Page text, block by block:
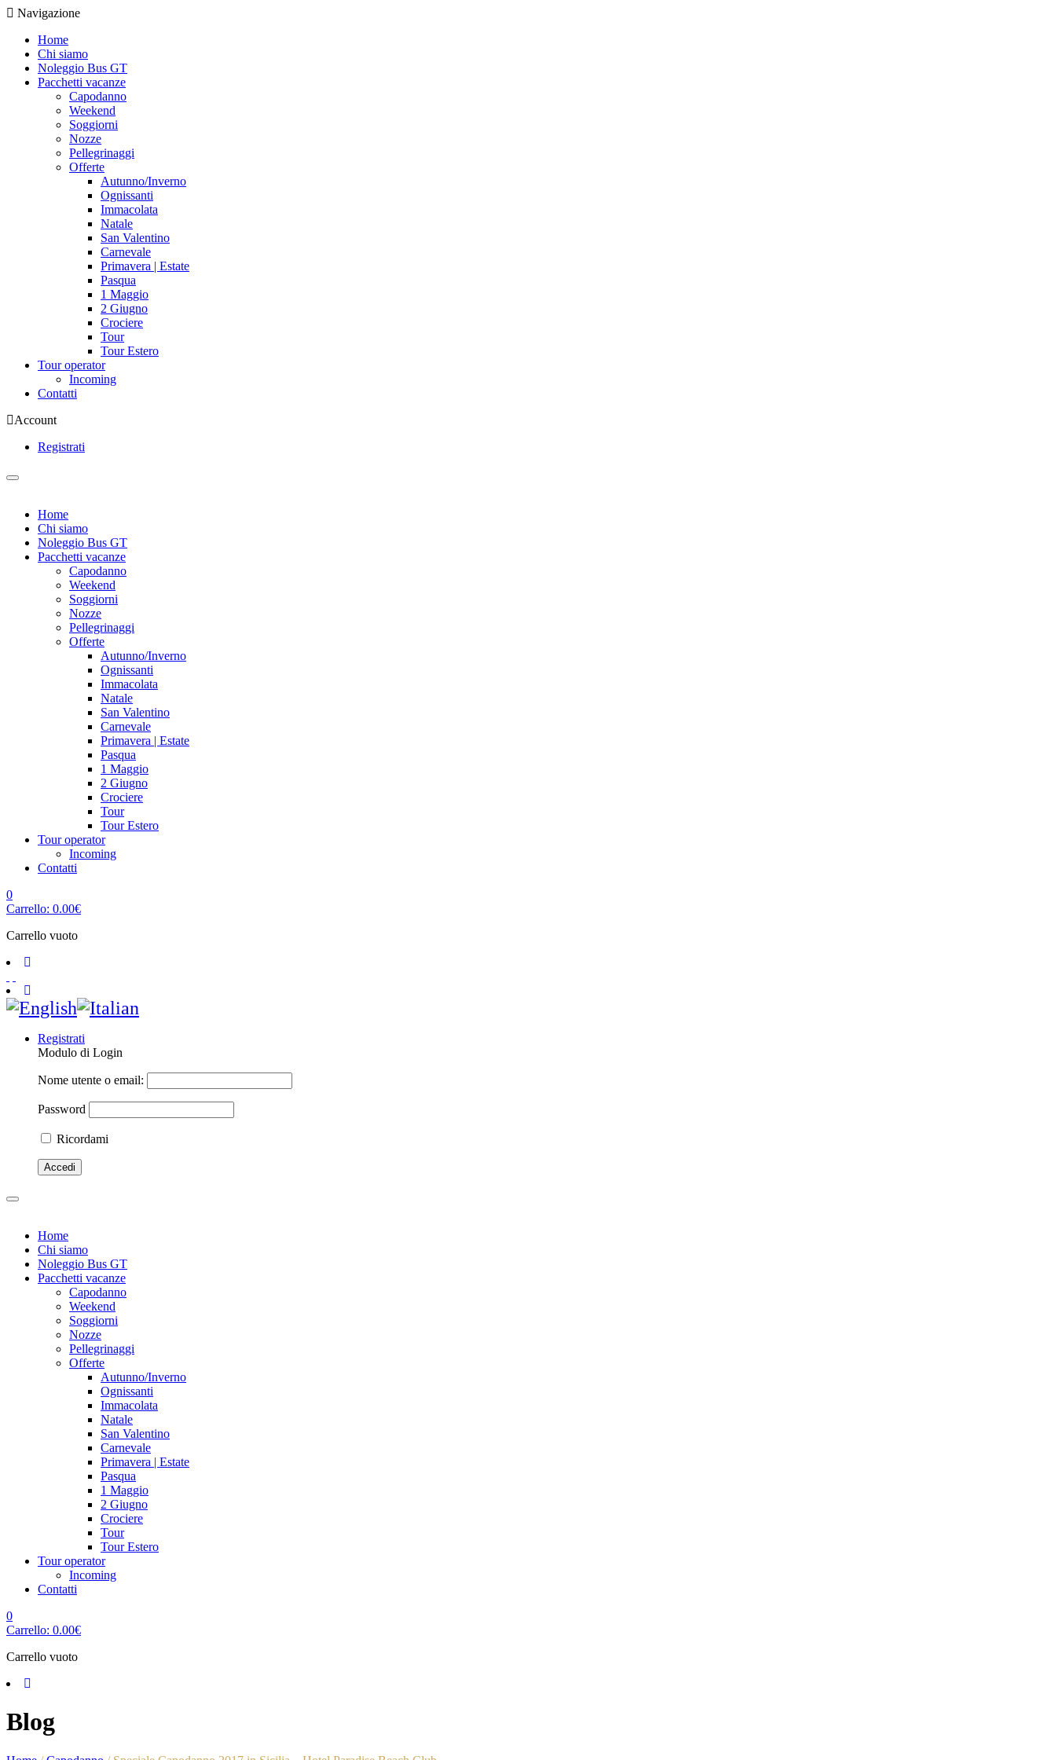
Navigazione
Home
Chi siamo
Noleggio Bus GT
Pacchetti vacanze
Capodanno
Weekend
Soggiorni
Nozze
Pellegrinaggi
Offerte
Autunno/Inverno
Ognissanti
Immacolata
Natale
San Valentino
Carnevale
Primavera | Estate
Pasqua
1 Maggio
2 Giugno
Crociere
Tour
Tour Estero
Tour operator
Incoming
Contatti
Account
Registrati
Home
Chi siamo
Noleggio Bus GT
Pacchetti vacanze
Capodanno
Weekend
Soggiorni
Nozze
Pellegrinaggi
Offerte
Autunno/Inverno
Ognissanti
Immacolata
Natale
San Valentino
Carnevale
Primavera | Estate
Pasqua
1 Maggio
2 Giugno
Crociere
Tour
Tour Estero
Tour operator
Incoming
Contatti
0
Carrello: 0.00€
Carrello vuoto
Registrati
Modulo di Login
Nome utente o email:
Password
Ricordami
Home
Chi siamo
Noleggio Bus GT
Pacchetti vacanze
Capodanno
Weekend
Soggiorni
Nozze
Pellegrinaggi
Offerte
Autunno/Inverno
Ognissanti
Immacolata
Natale
San Valentino
Carnevale
Primavera | Estate
Pasqua
1 Maggio
2 Giugno
Crociere
Tour
Tour Estero
Tour operator
Incoming
Contatti
0
Carrello: 0.00€
Carrello vuoto
Blog